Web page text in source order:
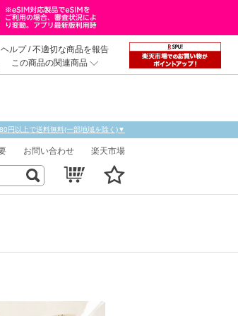
ヘルプ/不適切な商品を報告
この商品の関連商品